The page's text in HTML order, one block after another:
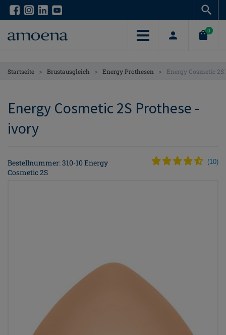
Skip
content
Skip
content
0
Startseite > Brustausgleich > Energy Prothesen > Energy Cosmetic 2S
Energy Cosmetic 2S Prothese -
ivory
Bestellnummer: 310-10 Energy
Cosmetic 2S
(10)